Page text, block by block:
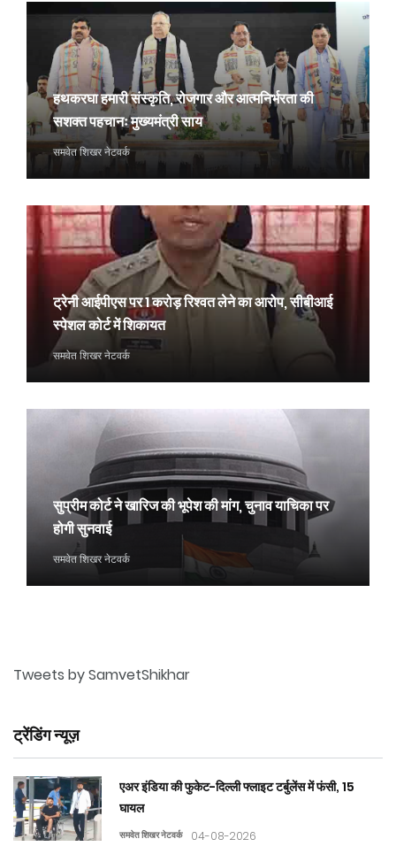
हथकरघा हमारी संस्कृति, रोजगार और आत्मनिर्भरता की
सशक्त पहचानः मुख्यमंत्री साय
समवेत शिखर नेटवर्क
ट्रेनी आईपीएस पर 1 करोड़ रिश्वत लेने का आरोप, सीबीआई
स्पेशल कोर्ट में शिकायत
समवेत शिखर नेटवर्क
सुप्रीम कोर्ट ने खारिज की भूपेश की मांग, चुनाव याचिका पर
होगी सुनवाई
समवेत शिखर नेटवर्क
Tweets by SamvetShikhar
ट्रेंडिंग न्यूज़
एअर इंडिया की फुकेट-दिल्ली फ्लाइट टर्बुलेंस में फंसी, 15
घायल
समवेत शिखर नेटवर्क 04-08-2026